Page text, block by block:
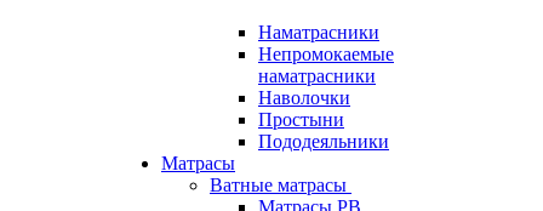
Наматрасники
Непромокаемые
наматрасники
Наволочки
Простыни
Пододеяльники
Матрасы
Ватные матрасы
Матрасы РВ